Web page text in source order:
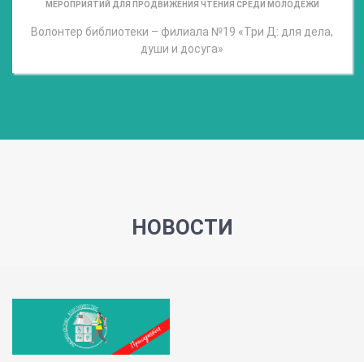
МЕРОПРИЯТИЙ ДЛЯ ПРОДВИЖЕНИЯ ЧТЕНИЯ СРЕДИ МОЛОДЕЖИ
Волонтер библиотеки – филиала №19 «Три Д: для дела,
души и досуга»
НОВОСТИ